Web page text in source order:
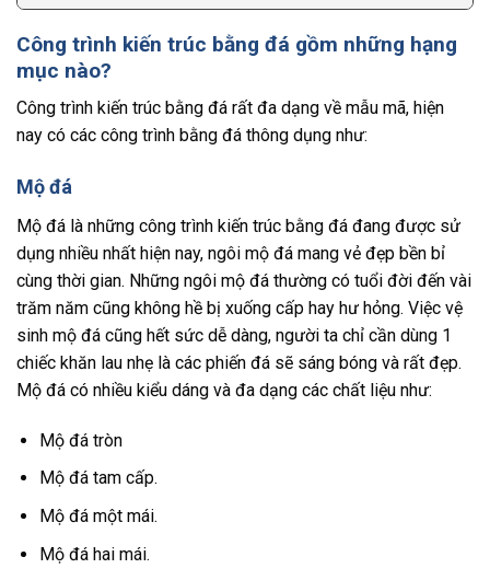
Công trình kiến trúc bằng đá gồm những hạng
mục nào?
Công trình kiến trúc bằng đá rất đa dạng về mẫu mã, hiện
nay có các công trình bằng đá thông dụng như:
Mộ đá
Mộ đá là những công trình kiến trúc bằng đá đang được sử
dụng nhiều nhất hiện nay, ngôi mộ đá mang vẻ đẹp bền bỉ
cùng thời gian. Những ngôi mộ đá thường có tuổi đời đến vài
trăm năm cũng không hề bị xuống cấp hay hư hỏng. Việc vệ
sinh mộ đá cũng hết sức dễ dàng, người ta chỉ cần dùng 1
chiếc khăn lau nhẹ là các phiến đá sẽ sáng bóng và rất đẹp.
Mộ đá có nhiều kiểu dáng và đa dạng các chất liệu như:
Mộ đá tròn
Mộ đá tam cấp.
Mộ đá một mái.
Mộ đá hai mái.